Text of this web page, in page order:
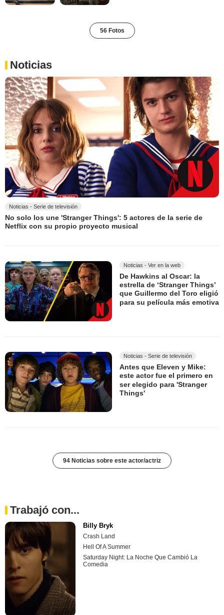
56 Fotos
Noticias
Noticias - Serie de televisión
No solo los une 'Stranger Things': 5 actores de la serie de
Netflix con su propio proyecto musical
Noticias - Ver en la web
De Hawkins al Oscar: la
estrella de ‘Stranger Things’
que Guillermo del Toro eligió
para su película más emotiva
Noticias - Serie de televisión
Antes que Eleven y Mike:
este actor fue el primero en
ser elegido para 'Stranger
Things'
94 Noticias sobre este actor/actriz
Trabajó con...
Billy Bryk
Crash Land
Hell Of A Summer
Saturday Night: La Noche Que Cambió La
Comedia